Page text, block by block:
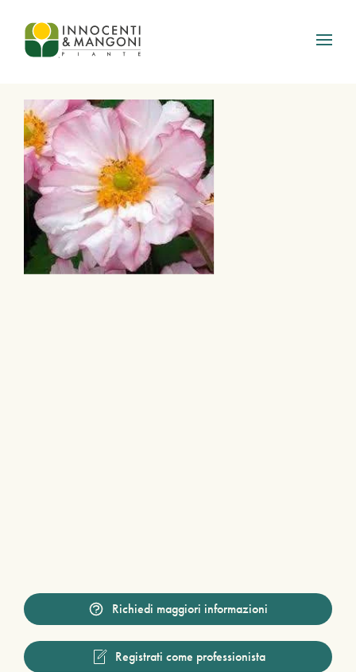
Skip to main content
Richiedi maggiori informazioni
Registrati come professionista